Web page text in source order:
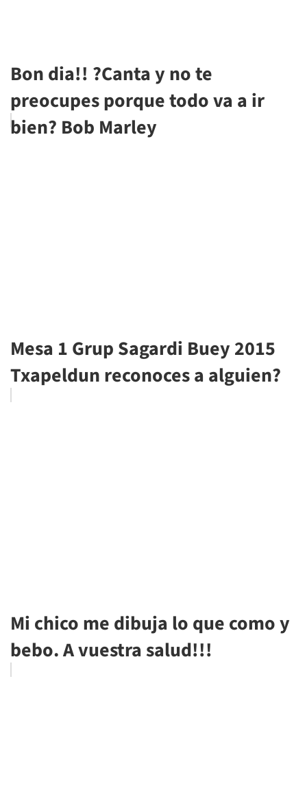
Bon dia!! ?Canta y no te
preocupes porque todo va a ir
bien? Bob Marley
Mesa 1 Grup Sagardi Buey 2015
Txapeldun reconoces a alguien?
Mi chico me dibuja lo que como y
bebo. A vuestra salud!!!